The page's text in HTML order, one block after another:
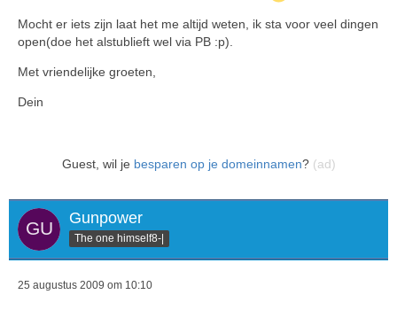
Mocht er iets zijn laat het me altijd weten, ik sta voor veel dingen
open(doe het alstublieft wel via PB :p).
Met vriendelijke groeten,
Dein
Guest, wil je besparen op je domeinnamen? (ad)
Gunpower
The one himself8-|
25 augustus 2009 om 10:10